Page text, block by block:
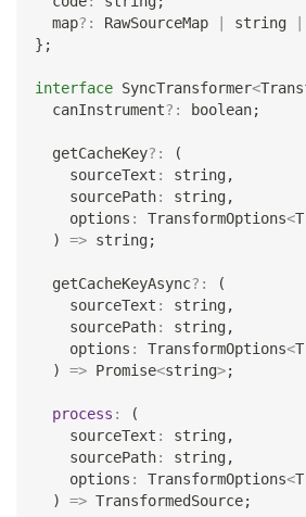
  map
? : RawSourceMap string
} ;
interface SyncTransformer<
  canInstrument
? : boolean;
  getCacheKey
? :
(
    sourceText
: string,
    sourcePath
: string,
    options
: TransformOptions<
)
=> string;
  getCacheKeyAsync
? :
(
    sourceText
: string,
    sourcePath
: string,
    options
: TransformOptions<
)
=> Promise<string>;
process :
(
    sourceText
: string,
    sourcePath
: string,
    options
: TransformOptions<
)
=> TransformedSource;